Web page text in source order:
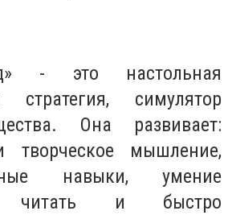
- это настольная
стратегия, симулятор
Она развивает:
творческое мышление,
навыки, умение
читать и быстро